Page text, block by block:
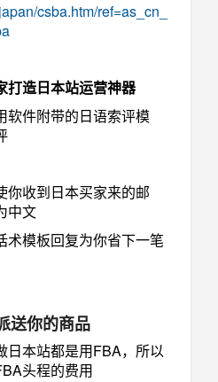
csba.htm/ref=as_cn_
打造日本站运营神器
软件附带的日语索评模
你收到日本买家来的邮
中文
术模板回复为你省下一笔
送你的商品
日本站都是用FBA，所以
头程的费用